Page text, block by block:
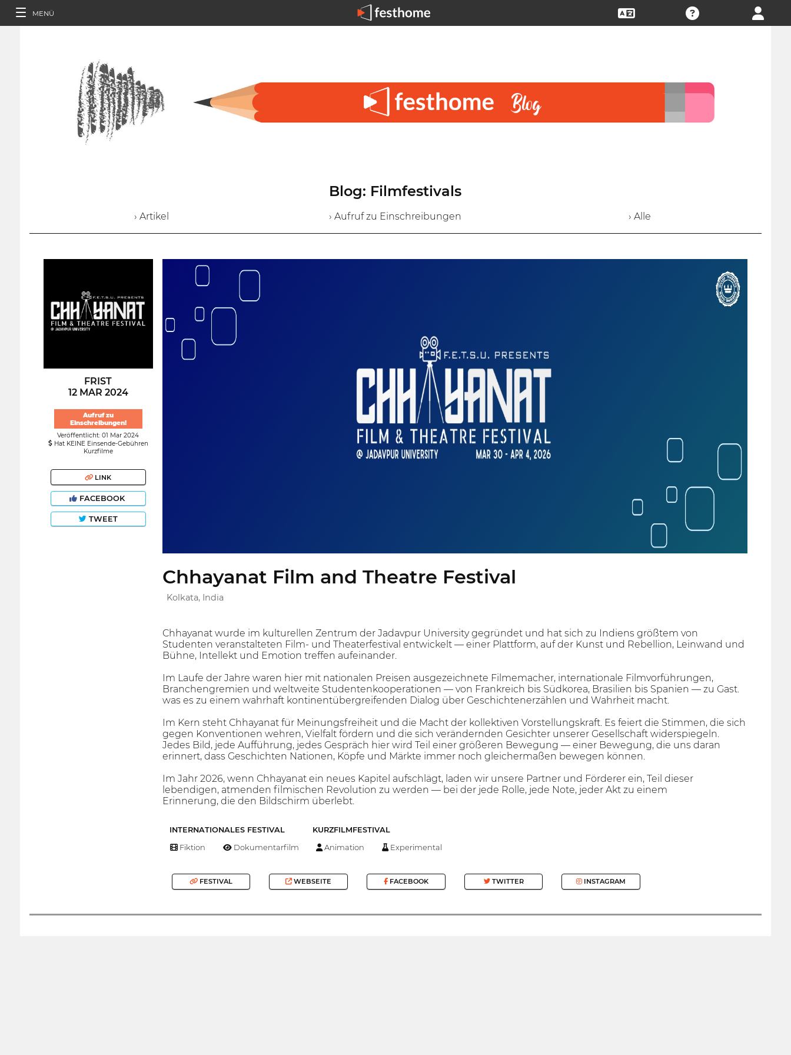
MENÜ
Blog: Filmfestivals
› Artikel › Aufruf zu Einschreibungen › Alle
FRIST
12 MAR 2024
Aufruf zu
Einschreibungen!
Veröffentlicht: 01 Mar 2024
Hat KEINE Einsende-Gebühren
Kurzfilme
LINK
FACEBOOK
TWEET
Chhayanat Film and Theatre Festival
Kolkata, India
Chhayanat wurde im kulturellen Zentrum der Jadavpur University gegründet und hat sich zu Indiens größtem von
Studenten veranstalteten Film- und Theaterfestival entwickelt — einer Plattform, auf der Kunst und Rebellion, Leinwand und
Bühne, Intellekt und Emotion treffen aufeinander.
Im Laufe der Jahre waren hier mit nationalen Preisen ausgezeichnete Filmemacher, internationale Filmvorführungen,
Branchengremien und weltweite Studentenkooperationen — von Frankreich bis Südkorea, Brasilien bis Spanien — zu Gast.
was es zu einem wahrhaft kontinentübergreifenden Dialog über Geschichtenerzählen und Wahrheit macht.
Im Kern steht Chhayanat für Meinungsfreiheit und die Macht der kollektiven Vorstellungskraft. Es feiert die Stimmen, die sich
gegen Konventionen wehren, Vielfalt fördern und die sich verändernden Gesichter unserer Gesellschaft widerspiegeln.
Jedes Bild, jede Aufführung, jedes Gespräch hier wird Teil einer größeren Bewegung — einer Bewegung, die uns daran
erinnert, dass Geschichten Nationen, Köpfe und Märkte immer noch gleichermaßen bewegen können.
Im Jahr 2026, wenn Chhayanat ein neues Kapitel aufschlägt, laden wir unsere Partner und Förderer ein, Teil dieser
lebendigen, atmenden filmischen Revolution zu werden — bei der jede Rolle, jede Note, jeder Akt zu einem
Erinnerung, die den Bildschirm überlebt.
INTERNATIONALES FESTIVAL KURZFILMFESTIVAL
Fiktion Dokumentarfilm Animation Experimental
FESTIVAL WEBSEITE FACEBOOK TWITTER INSTAGRAM